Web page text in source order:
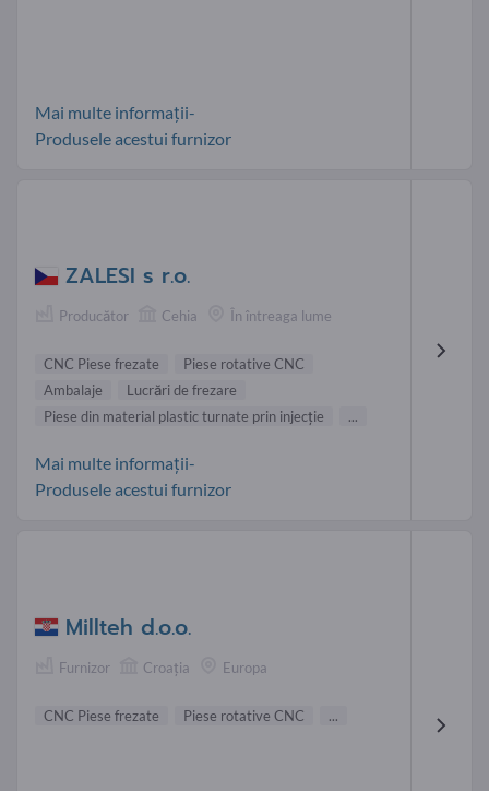
Mai multe informații-
Produsele acestui furnizor
ZALESI s r.o.
Producător Cehia În întreaga lume
CNC Piese frezate
Piese rotative CNC
Ambalaje
Lucrări de frezare
Piese din material plastic turnate prin injecţie
...
Mai multe informații-
Produsele acestui furnizor
Millteh d.o.o.
Furnizor Croaţia Europa
CNC Piese frezate Piese rotative CNC ...